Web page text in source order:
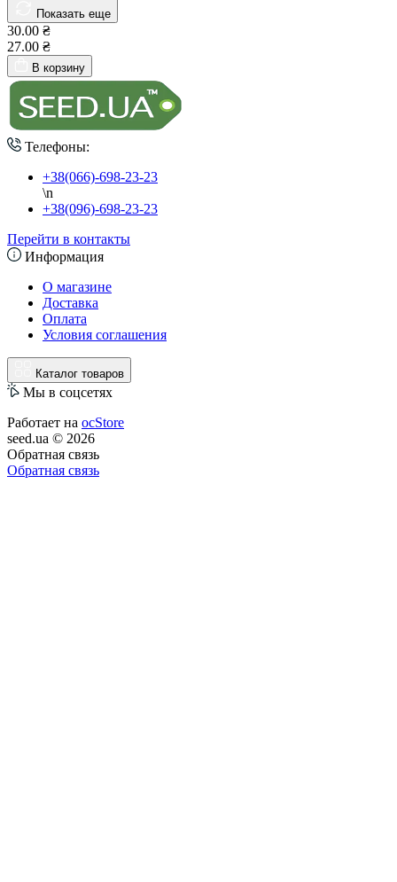
Показать еще
30.00 ₴
27.00 ₴
В корзину
Телефоны:
+38(066)-698-23-23
\n
+38(096)-698-23-23
Перейти в контакты
Информация
О магазине
Доставка
Оплата
Условия соглашения
Каталог товаров
Мы в соцсетях
Работает на ocStore
seed.ua © 2026
Обратная связь
Обратная связь